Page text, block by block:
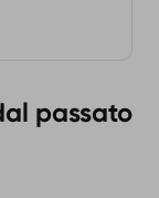
passato